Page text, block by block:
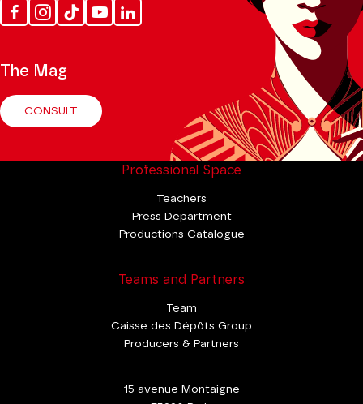
FacebookInstagram
Tik
Tok
YoutubeLinkedin
The Mag
CONSULT
Professional Space
Teachers
Press Department
Productions Catalogue
Teams and Partners
Team
Caisse des Dépôts Group
Producers & Partners
15 avenue Montaigne